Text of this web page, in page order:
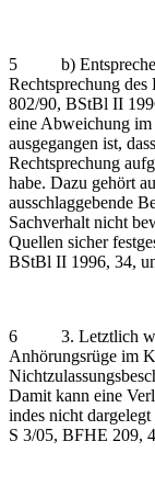
5 b)
Rechtsprechung
802/90, BStBl II
eine Abweichung
ausgegangen ist,
Rechtsprechung
habe. Dazu gehört
ausschlaggebende
Sachverhalt nicht
Quellen sicher
BStBl II 1996, 34,
6 3. Letztlich
Anhörungsrüge im
Damit kann eine
indes nicht
S 3/05, BFHE 209,